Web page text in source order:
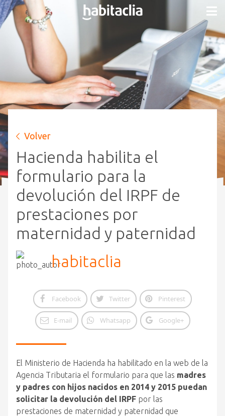
Volver
Hacienda habilita el
formulario para la
devolución del IRPF de
prestaciones por
maternidad y paternidad
habitaclia
Facebook Twitter Pinterest
E-mail Whatsapp Google+
El Ministerio de Hacienda ha habilitado en la web de la
Agencia Tributaria el formulario para que las madres
y padres con hijos nacidos en 2014 y 2015 puedan
solicitar la devolución del IRPF por las
prestaciones de maternidad y paternidad que